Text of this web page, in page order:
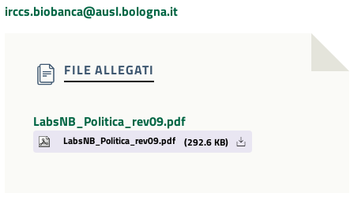
irccs.biobanca@ausl.bologna.it
FILE ALLEGATI
LabsNB_Politica_rev09.pdf
LabsNB_Politica_rev09.pdf (292.6 KB)